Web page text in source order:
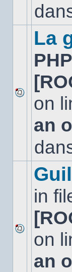
dans
Aucun
nouveau
message
non-
dans
La
on
an
Aucun
nouveau
message
non-
in
on
an